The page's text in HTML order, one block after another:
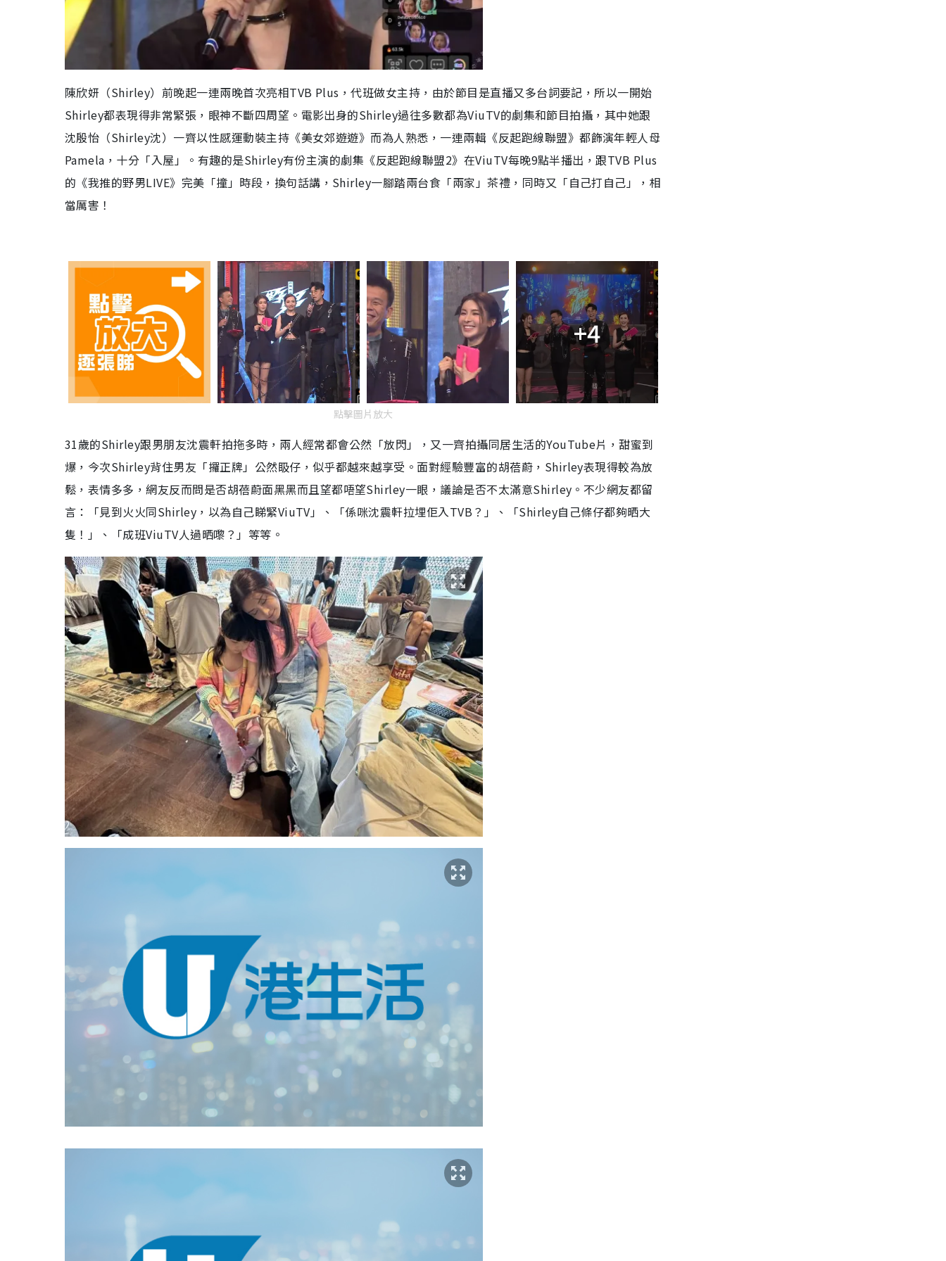
T
m
e
陳欣妍（Shirley）前晚起一連兩晚首次亮相TVB Plus，代班做女主持，由於節目是直播又多台詞要記，所以一開始
Shirley都表現得非常緊張，眼神不斷四周望。電影出身的Shirley過往多數都為ViuTV的劇集和節目拍攝，其中她跟
沈殷怡（Shirley沈）一齊以性感運動裝主持《美女郊遊遊》而為人熟悉，一連兩輯《反起跑線聯盟》都飾演年輕人母
Pamela，十分「入屋」。有趣的是Shirley有份主演的劇集《反起跑線聯盟2》在ViuTV每晚9點半播出，跟TVB Plus
的《我推的野男LIVE》完美「撞」時段，換句話講，Shirley一腳踏兩台食「兩家」茶禮，同時又「自己打自己」，相
當厲害！
+4
點擊圖片放大
31歲的Shirley跟男朋友沈震軒拍拖多時，兩人經常都會公然「放閃」，又一齊拍攝同居生活的YouTube片，甜蜜到
爆，今次Shirley背住男友「攞正牌」公然𥄫仔，似乎都越來越享受。面對經驗豐富的胡蓓蔚，Shirley表現得較為放
鬆，表情多多，網友反而問是否胡蓓蔚面黑黑而且望都唔望Shirley一眼，議論是否不太滿意Shirley。不少網友都留
言：「見到火火同Shirley，以為自己睇緊ViuTV」、「係咪沈震軒拉埋佢入TVB？」、「Shirley自己條仔都夠晒大
隻！」、「成班ViuTV人過晒嚟？」等等。